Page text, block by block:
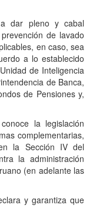
a dar pleno y cabal
de lavado
en caso, sea
a lo establecido
de Inteligencia
de Banca,
de Pensiones y,
la legislación
complementarias,
la Sección IV del
la administración
(en adelante las
y garantiza que